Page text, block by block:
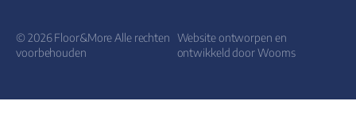
© 2026 Floor&More Alle rechten
voorbehouden
Website ontworpen en
ontwikkeld doorWooms